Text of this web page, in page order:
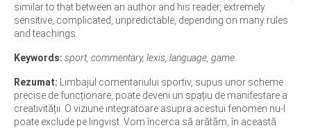
similar to that between an author and his reader, extremely
sensitive, complicated, unpredictable, depending on many rules
and teachings.
Keywords: sport, commentary, lexis, language, game.
Rezumat: Limbajul comentariului sportiv, supus unor scheme
precise de funcționare, poate deveni un spațiu de manifestare a
creativității. O viziune integratoare asupra acestui fenomen nu-l
poate exclude pe lingvist. Vom încerca să arătăm, în această